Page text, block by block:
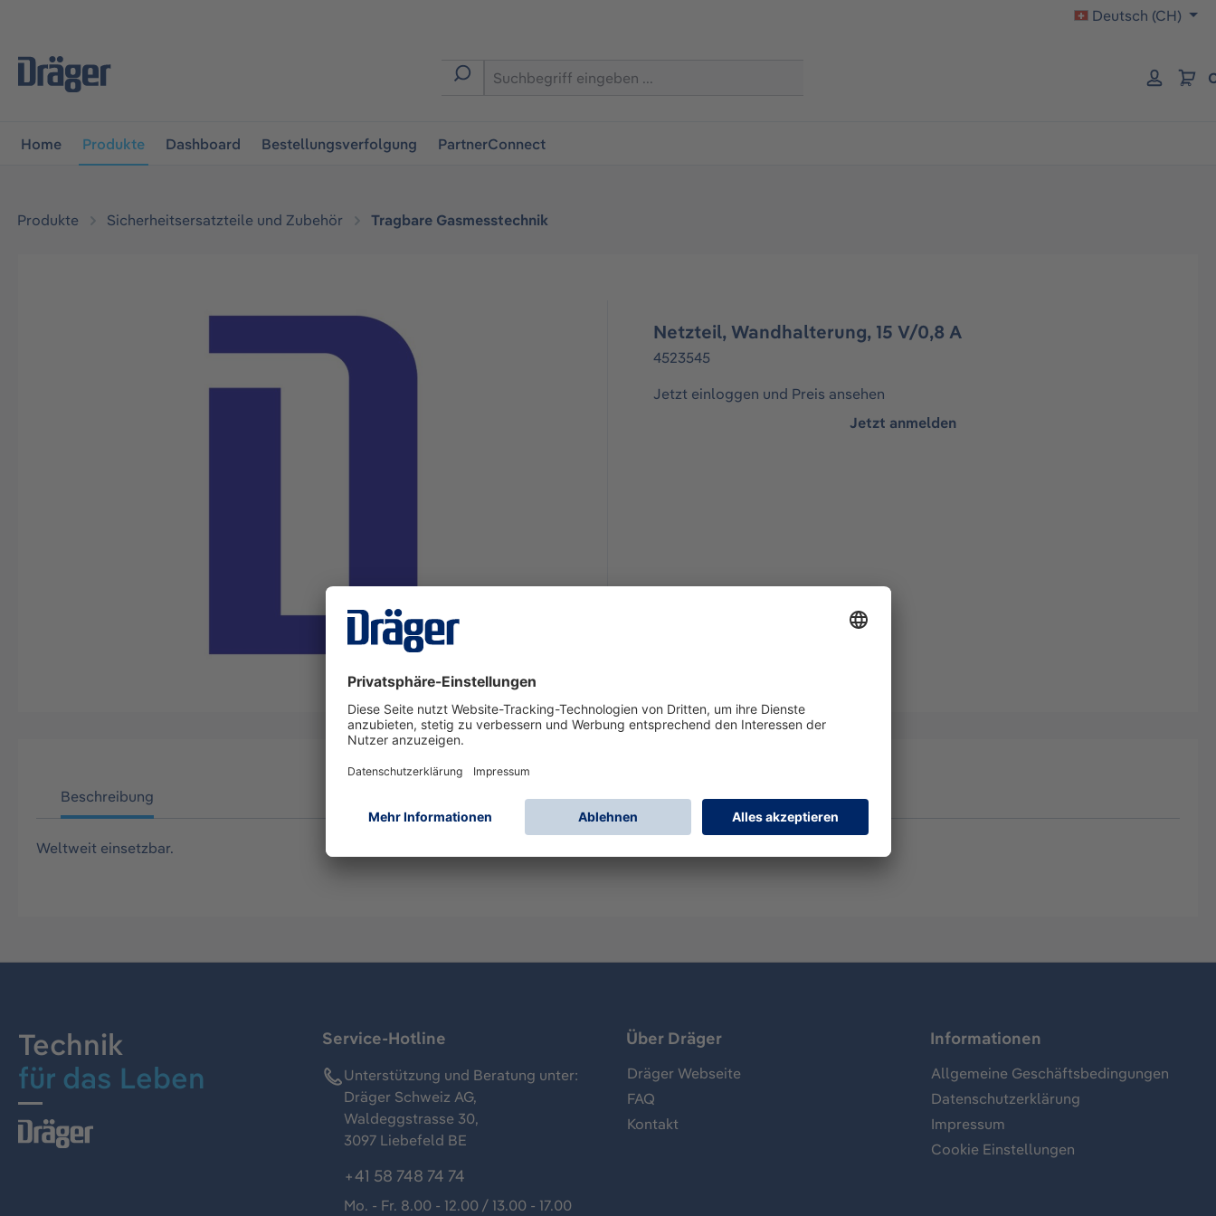
Deutsch (CH)
Home Produkte Dashboard Bestellungsverfolgung PartnerConnect
Produkte Sicherheitsersatzteile und Zubehör Tragbare Gasmesstechnik
Netzteil, Wandhalterung, 15 V/0,8 A
4523545
Jetzt einloggen und Preis ansehen
Jetzt anmelden
Beschreibung
Weltweit einsetzbar.
Technik
für das Leben
Service-Hotline
Unterstützung und Beratung unter:
Dräger Schweiz AG,
Waldeggstrasse 30,
3097 Liebefeld BE
+41 58 748 74 74
Mo. - Fr. 8.00 - 12.00 / 13.00 - 17.00
Über Dräger
Dräger Webseite
FAQ
Kontakt
Informationen
Allgemeine Geschäftsbedingungen
Datenschutzerklärung
Impressum
Cookie Einstellungen